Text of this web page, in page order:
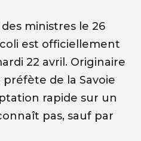
ministres le 26
est officiellement
22 avril. Originaire
de la Savoie
rapide sur un
pas, sauf par